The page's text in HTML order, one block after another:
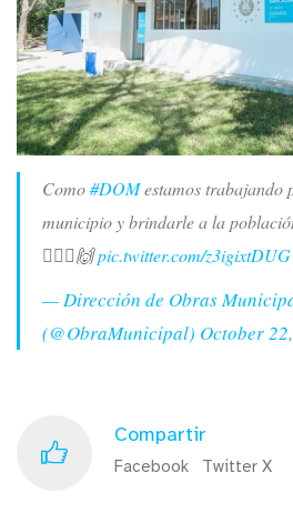
Como#DOMestamos trabajando
municipio y brindarle a la
👷🏻‍♀️🙌pic.twitter.com/z3igixtDUG
— Dirección de Obras
(@ObraMunicipal) October
Compartir
Facebook Twitter X